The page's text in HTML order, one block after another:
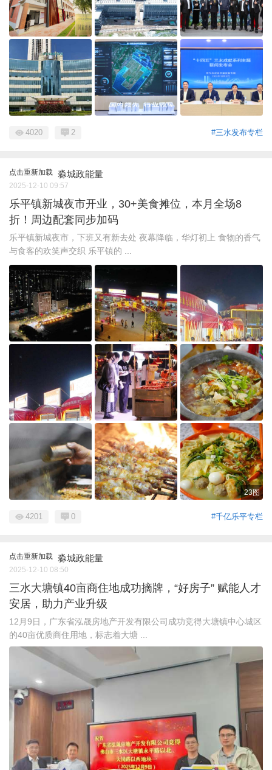
#三水发布专栏
4020 2
点击重新加载 淼城政能量
2025-12-10 09:57
乐平镇新城夜市开业，30+美食摊位，本月全场8
折！周边配套同步加码
乐平镇新城夜市，下班又有新去处 夜幕降临，华灯初上 食物的香气
与食客的欢笑声交织 乐平镇的 ...
23图
#千亿乐平专栏
4201 0
点击重新加载 淼城政能量
2025-12-10 08:50
三水大塘镇40亩商住地成功摘牌，“好房子” 赋能人才
安居，助力产业升级
12月9日，广东省泓晟房地产开发有限公司成功竞得大塘镇中心城区
的40亩优质商住用地，标志着大塘 ...